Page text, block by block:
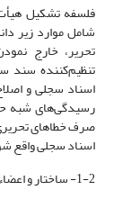
فلسفه تشکیل
شامل موارد زیر
تحریر، خارج
تنظیم‌کننده سند
اسناد سجلی و
رسیدگی‌های شبه
صرف خطاهای
اسناد سجلی واقع شود
1-2- ساختار و اعضاء